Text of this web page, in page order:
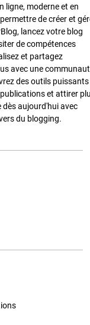
ligne, moderne et en
de créer et
lancez votre blog
de compétences
et partagez
avec une
des outils puissants
et attirer
dès aujourd'hui avec
du blogging.